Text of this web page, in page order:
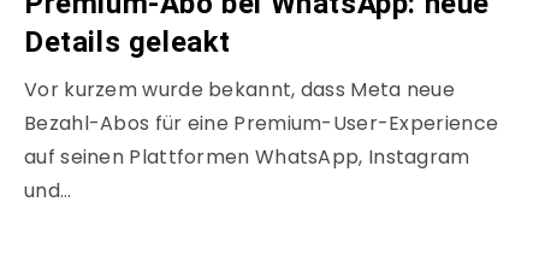
Details geleakt
Vor kurzem wurde bekannt, dass Meta neue
Bezahl-Abos für eine Premium-User-Experience
auf seinen Plattformen WhatsApp, Instagram
und…